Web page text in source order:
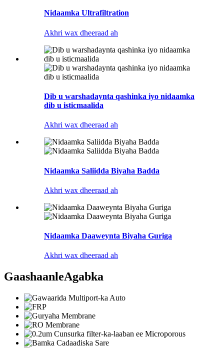
Nidaamka Ultrafiltration
Akhri wax dheeraad ah
Dib u warshadaynta qashinka iyo nidaamka
dib u isticmaalida
Akhri wax dheeraad ah
Nidaamka Saliidda Biyaha Badda
Akhri wax dheeraad ah
Nidaamka Daaweynta Biyaha Guriga
Akhri wax dheeraad ah
GaashaanleAgabka